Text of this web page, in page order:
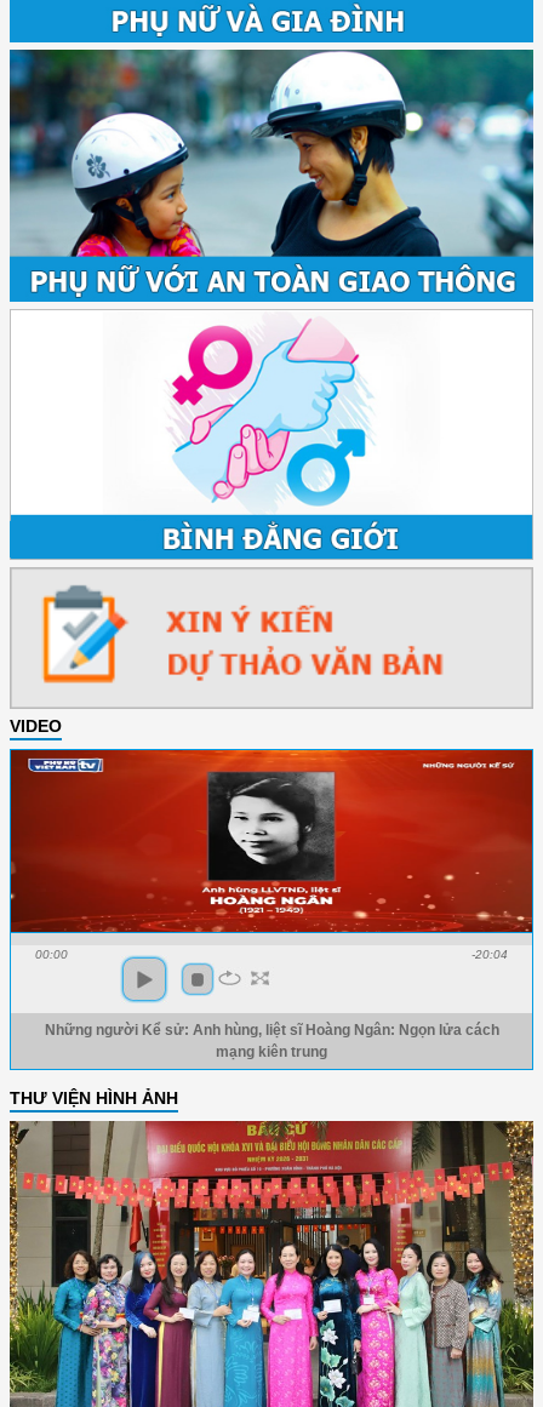
VIDEO
00:00 -20:04
Những người Kể sử: Anh hùng, liệt sĩ Hoàng Ngân: Ngọn lửa cách
mạng kiên trung
THƯ VIỆN HÌNH ẢNH